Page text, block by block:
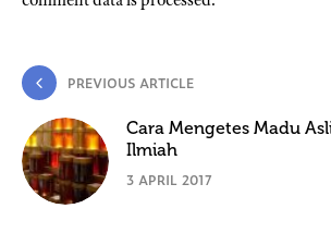
PREVIOUS ARTICLE
Cara Mengetes Madu
Ilmiah
3 APRIL 2017